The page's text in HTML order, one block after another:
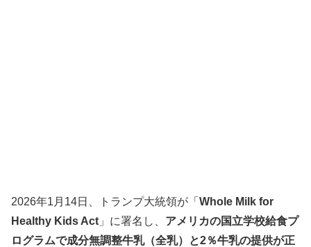
2026年1月14日、トランプ大統領が「 Whole Milk for
Healthy Kids Act 」に署名し、 アメリカの国立学校給食プ
ログラムで成分無調整牛乳（全乳）と2％牛乳の提供が正